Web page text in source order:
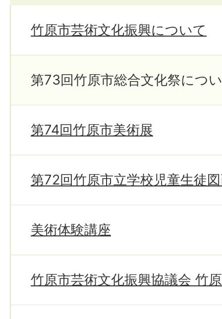
竹原市芸術文化振興について
第73回竹原市総合文化祭につ
第74回竹原市美術展
第72回竹原市立学校児童生徒
美術体験講座
竹原市芸術文化振興協議会 竹